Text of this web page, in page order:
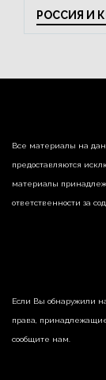
РОССИЯ И
Все материалы на
предоставляются
материалы
ответственности за
Если Вы обнаружили
права,
сообщите нам.